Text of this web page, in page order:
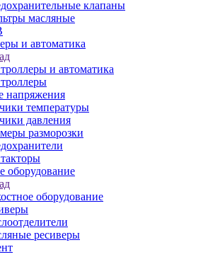
клапаны
масляные
и автоматика
и автоматика
напряжения
температуры
давления
разморозки
оборудование
оборудование
ресиверы